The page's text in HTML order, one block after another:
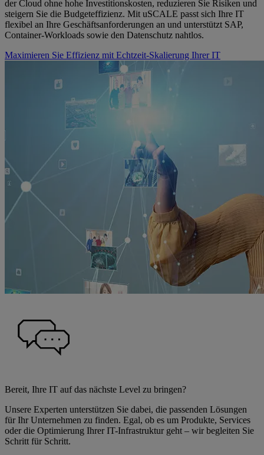
der Cloud ohne hohe Investitionskosten, reduzieren Sie Risiken und
steigern Sie die Budgeteffizienz. Mit uSCALE passt sich Ihre IT
flexibel an Ihre Geschäftsanforderungen an und unterstützt SAP,
Container-Workloads sowie den Datenschutz nahtlos.
Maximieren Sie Effizienz mit Echtzeit-Skalierung Ihrer IT
Bereit, Ihre IT auf das nächste Level zu bringen?
Unsere Experten unterstützen Sie dabei, die passenden Lösungen
für Ihr Unternehmen zu finden. Egal, ob es um Produkte, Services
oder die Optimierung Ihrer IT-Infrastruktur geht – wir begleiten Sie
Schritt für Schritt.